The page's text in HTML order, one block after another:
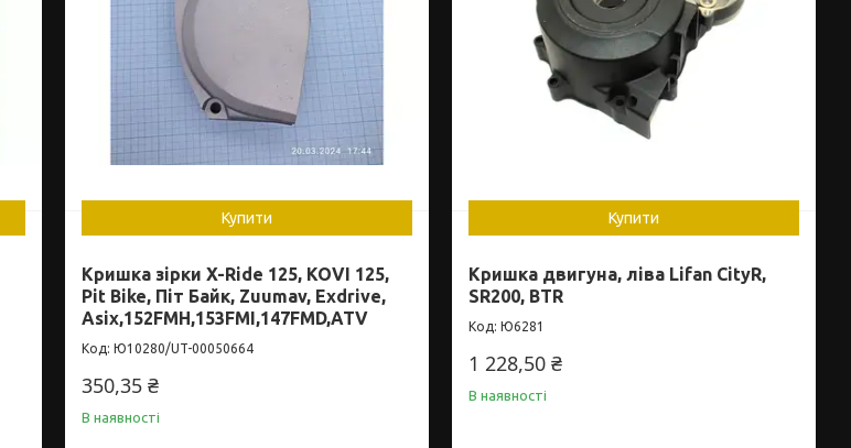
Купити
Кришка зірки X-Ride 125, KOVI 125,
Pit Bike, Піт Байк, Zuumav, Exdrive,
Asix,152FMH,153FMI,147FMD,ATV
Ю10280/UT-00050664
350,35 ₴
В наявності
Купити
Кришка двигуна, ліва Lifan CityR,
SR200, BTR
Ю6281
1 228,50 ₴
В наявності